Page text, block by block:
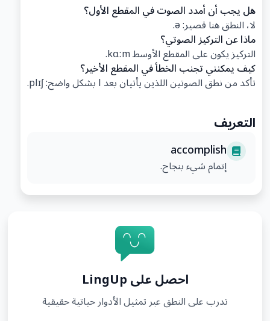
هل يجب أن أمدد الصوت في المقطع الأول؟
لا، النطق هنا قصير: ə.
ماذا عن التركيز الصوتي؟
التركيز يكون على المقطع الأوسط kɑːm.
كيف يمكنني تجنب الخطأ في المقطع الأخير؟
تأكد من نطق الصوتين اللذين يأتيان بعد l بشكل واضح: plɪʃ.
التعريف
accomplish
إتمام شيء بنجاح.
احصل على LingUp
تدرب على النطق عبر تمثيل الأدوار حياتية حقيقية